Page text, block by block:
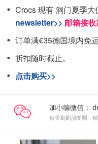
Crocs 现有 洞门夏季大
newsletter>> 邮箱接收
订单满€35德国境内免运
折扣随时截止。
点击购买>>
加小编微信：
每天刷刷朋友圈，